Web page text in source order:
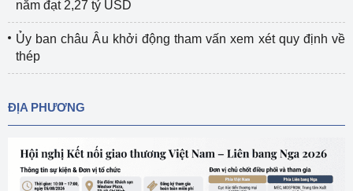
năm đạt 2,27 tỷ USD
Ủy ban châu Âu khởi động tham vấn xem xét quy định về
thép
ĐỊA PHƯƠNG